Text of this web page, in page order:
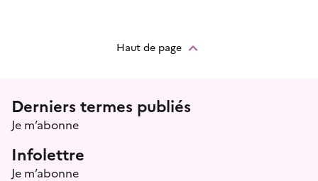
Haut de page
Menu prefooter
Derniers termes publiés
Je m’abonne
Infolettre
Je m’abonne